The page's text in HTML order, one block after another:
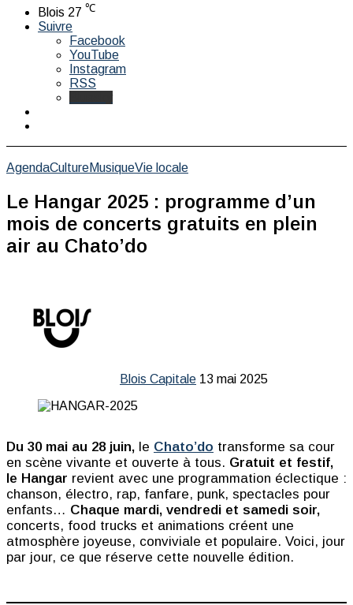
Blois 27 ℃
Suivre
Facebook
YouTube
Instagram
RSS
AgendaCultureMusiqueVie locale
Le Hangar 2025 : programme d’un
mois de concerts gratuits en plein
air au Chato’do
Blois Capitale 13 mai 2025
Du 30 mai au 28 juin, le Chato’do transforme sa cour
en scène vivante et ouverte à tous. Gratuit et festif,
le Hangar revient avec une programmation éclectique :
chanson, électro, rap, fanfare, punk, spectacles pour
enfants… Chaque mardi, vendredi et samedi soir,
concerts, food trucks et animations créent une
atmosphère joyeuse, conviviale et populaire. Voici, jour
par jour, ce que réserve cette nouvelle édition.